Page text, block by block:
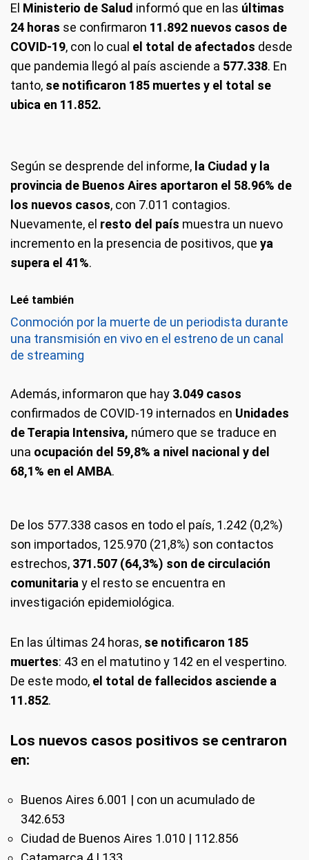
El Ministerio de Salud informó que en las últimas
24 horas se confirmaron 11.892 nuevos casos de
COVID-19, con lo cual el total de afectados desde
que pandemia llegó al país asciende a 577.338. En
tanto, se notificaron 185 muertes y el total se
ubica en 11.852.
Según se desprende del informe, la Ciudad y la
provincia de Buenos Aires aportaron el 58.96% de
los nuevos casos, con 7.011 contagios.
Nuevamente, el resto del país muestra un nuevo
incremento en la presencia de positivos, que ya
supera el 41%.
Leé también
Conmoción por la muerte de un periodista durante
una transmisión en vivo en el estreno de un canal
de streaming
Además, informaron que hay 3.049 casos
confirmados de COVID-19 internados en Unidades
de Terapia Intensiva, número que se traduce en
una ocupación del 59,8% a nivel nacional y del
68,1% en el AMBA.
De los 577.338 casos en todo el país, 1.242 (0,2%)
son importados, 125.970 (21,8%) son contactos
estrechos, 371.507 (64,3%) son de circulación
comunitaria y el resto se encuentra en
investigación epidemiológica.
En las últimas 24 horas, se notificaron 185
muertes: 43 en el matutino y 142 en el vespertino.
De este modo, el total de fallecidos asciende a
11.852.
Los nuevos casos positivos se centraron
en:
Buenos Aires 6.001 | con un acumulado de
342.653
Ciudad de Buenos Aires 1.010 | 112.856